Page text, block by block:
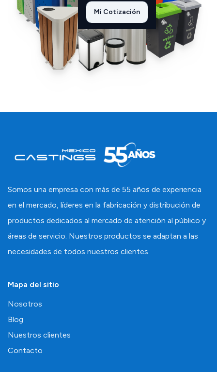
Mi Cotización
Somos una empresa con más de 55 años de experiencia
en el mercado, líderes en la fabricación y distribución de
productos dedicados al mercado de atención al público y
áreas de servicio. Nuestros productos se adaptan a las
necesidades de todos nuestros clientes.
Mapa del sitio
Nosotros
Blog
Nuestros clientes
Contacto